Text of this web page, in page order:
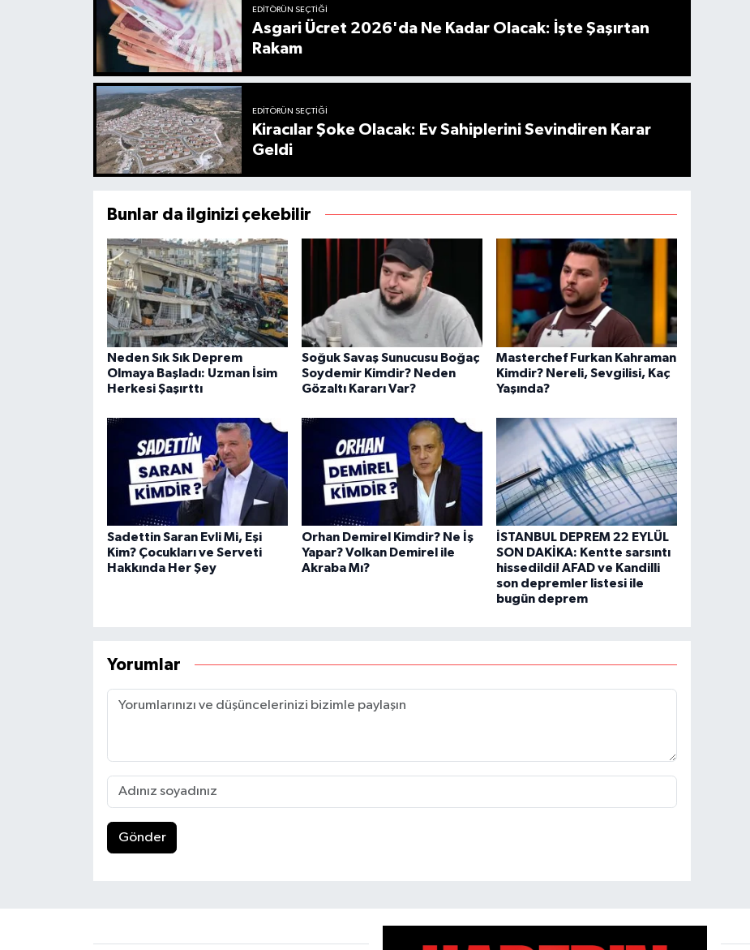
EDITÖRÜN SEÇTIĞI
Asgari Ücret 2026'da Ne Kadar Olacak: İşte Şaşırtan
Rakam
EDITÖRÜN SEÇTIĞI
Kiracılar Şoke Olacak: Ev Sahiplerini Sevindiren Karar
Geldi
Bunlar da ilginizi çekebilir
Neden Sık Sık Deprem
Olmaya Başladı: Uzman İsim
Herkesi Şaşırttı
Soğuk Savaş Sunucusu Boğaç
Soydemir Kimdir? Neden
Gözaltı Kararı Var?
Masterchef Furkan Kahraman
Kimdir? Nereli, Sevgilisi, Kaç
Yaşında?
Sadettin Saran Evli Mi, Eşi
Kim? Çocukları ve Serveti
Hakkında Her Şey
Orhan Demirel Kimdir? Ne İş
Yapar? Volkan Demirel ile
Akraba Mı?
İSTANBUL DEPREM 22 EYLÜL
SON DAKİKA: Kentte sarsıntı
hissedildi! AFAD ve Kandilli
son depremler listesi ile
bugün deprem
Yorumlar
Gönder